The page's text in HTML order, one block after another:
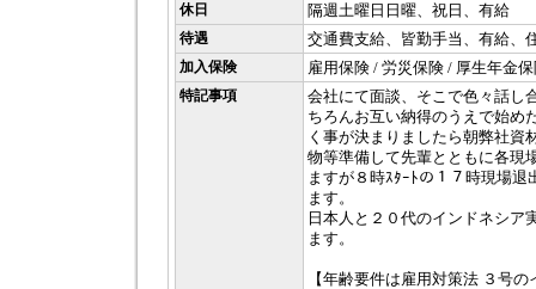
休日 隔週土曜日日曜、祝日、有給
待遇 交通費支給、皆勤手当、有給、
加入保険 雇用保険 / 労災保険 / 厚生年金
特記事項
会社にて面談、そこで色々話し
ちろんお互い納得のうえで始め
く事が決まりましたら朝弊社資
物等準備して先輩とともに各現
ますが８時ｽﾀｰﾄの１７時現場退
ます。
日本人と２０代のインドネシア
ます。
【年齢要件は雇用対策法 ３号